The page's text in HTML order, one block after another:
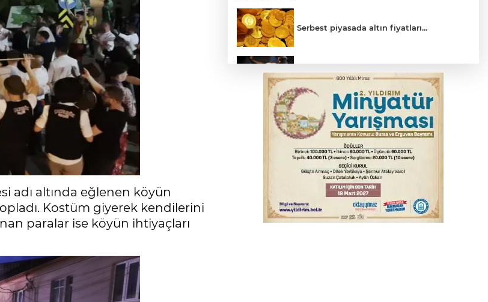
adı altında eğlenen köyün
Kostüm giyerek kendilerini
paralar ise köyün ihtiyaçları
Serbest piyasada altın fiyatları...
Yargıtay’dan primle çalışanlara müjde
Bursa’da bugün hava nasıl olacak?
Osmangazi’de iş arayanlara destek
TOFAŞ Basketbol'da sağlık kontrolleri
başladı